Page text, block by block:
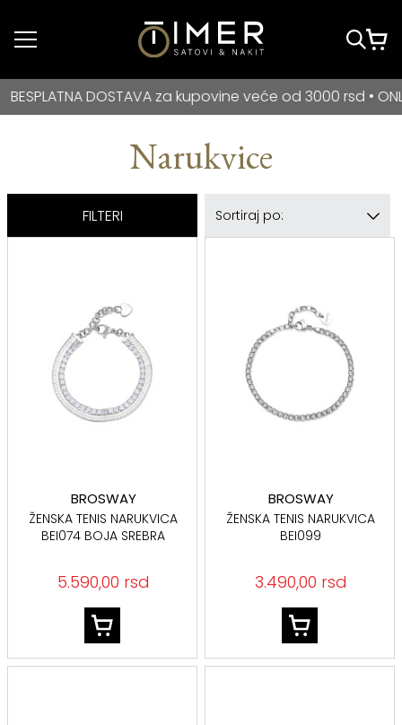
Idi do glavnog
BESPLATNA DOSTAVA za kupovine veće od 3000 rsd •
za kupovine veće od 3000 rsd • ONLINE PLAĆANJE
Narukvice
FILTERI Sortiraj po:
BROSWAY
ŽENSKA TENIS NARUKVICA
BEI074 BOJA SREBRA
5.590,00 rsd
BROSWAY
ŽENSKA TENIS NARUKVICA
BEI099
3.490,00 rsd